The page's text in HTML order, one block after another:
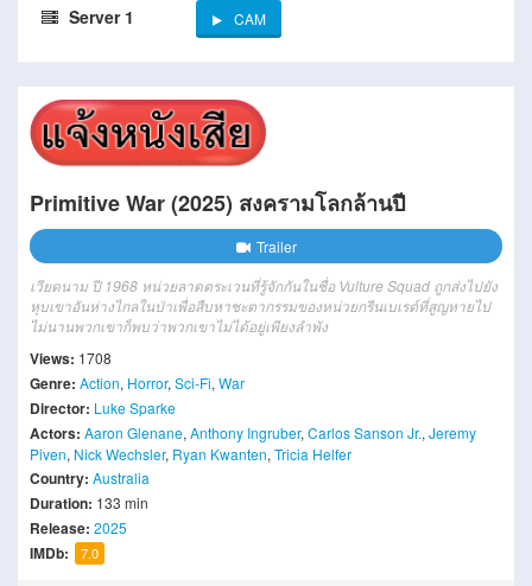
Server 1 CAM
Primitive War (2025) สงครามโลกล้านปี
Trailer
เวียดนาม ปี 1968 หน่วยลาดตระเวนที่รู้จักกันในชื่อ Vulture Squad ถูกส่งไปยัง
หุบเขาอันห่างไกลในป่าเพื่อสืบหาชะตากรรมของหน่วยกรีนเบเรต์ที่สูญหายไป
ไม่นานพวกเขาก็พบว่าพวกเขาไม่ได้อยู่เพียงลำพัง
Views: 1708
Genre: Action, Horror, Sci-Fi, War
Director: Luke Sparke
Actors: Aaron Glenane, Anthony Ingruber, Carlos Sanson Jr., Jeremy
Piven, Nick Wechsler, Ryan Kwanten, Tricia Helfer
Country: Australia
Duration: 133 min
Release: 2025
IMDb: 7.0